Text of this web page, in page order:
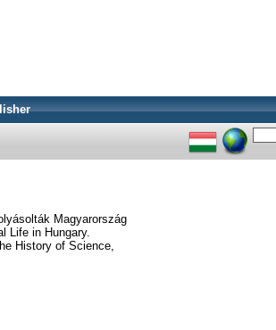
Magyarország
Life in Hungary.
History of Science,